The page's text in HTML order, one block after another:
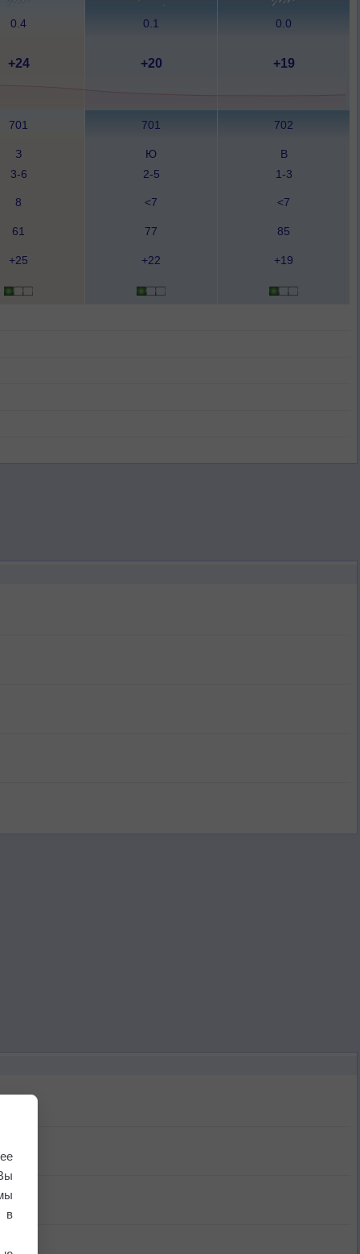
0.4 0.1 0.0
+24 +20 +19
701 701 702
З
3-6
Ю
2-5
В
1-3
8 <7 <7
61 77 85
+25 +22 +19